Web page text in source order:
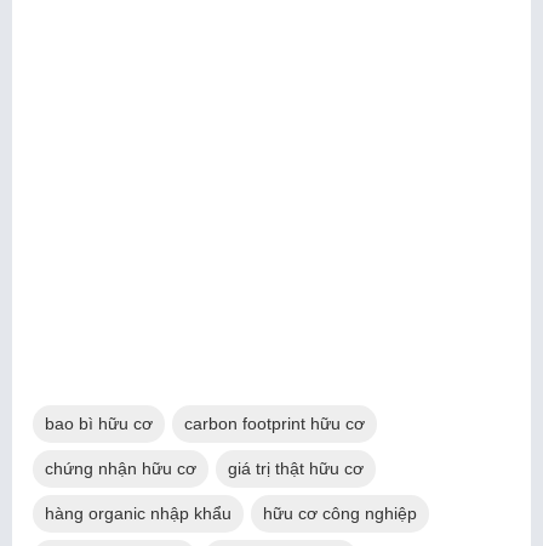
bao bì hữu cơ carbon footprint hữu cơ
chứng nhận hữu cơ giá trị thật hữu cơ
hàng organic nhập khẩu hữu cơ công nghiệp